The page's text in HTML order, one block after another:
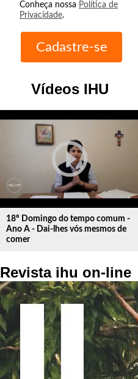
Conheça nossa Política de
Privacidade.
Vídeos IHU
play_circle_outline
18º Domingo do tempo comum -
Ano A - Dai-lhes vós mesmos de
comer
Revista ihu on-line